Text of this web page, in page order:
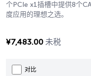
个PCIe x1插槽中提供8个
度应用的理想之选。
¥7,483.00 未税
对比